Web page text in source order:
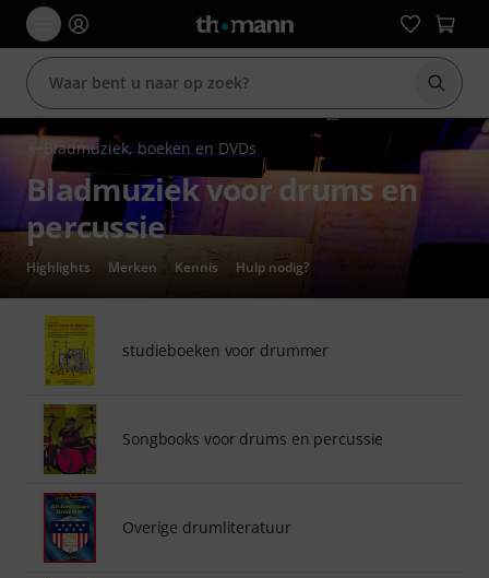
Zoek
Bladmuziek, boeken en DVDs
Bladmuziek voor drums en
percussie
Highlights Merken Kennis Hulp nodig?
studieboeken voor drummer
Songbooks voor drums en percussie
Overige drumliteratuur